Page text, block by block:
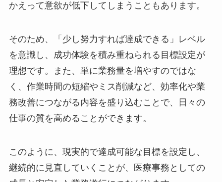
かえって意欲が低下してしまうこともあります。
そのため、「少し努力すれば達成できる」レベル
を意識し、成功体験を積み重ねられる目標設定が
理想です。また、単に業務量を増やすのではな
く、作業時間の短縮やミス削減など、効率化や業
務改善につながる内容を盛り込むことで、日々の
仕事の質を高めることができます。
このように、現実的で達成可能な目標を設定し、
継続的に見直していくことが、医療事務としての